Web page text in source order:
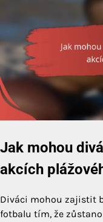
Jak mohou
akcích
Diváci mohou zajistit
fotbalu tím, že